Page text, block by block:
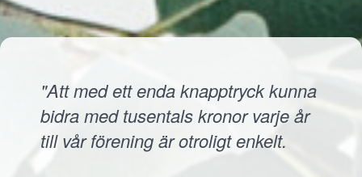
"Att med ett enda knapptryck kunna
bidra med tusentals kronor varje år
till vår förening är otroligt enkelt.